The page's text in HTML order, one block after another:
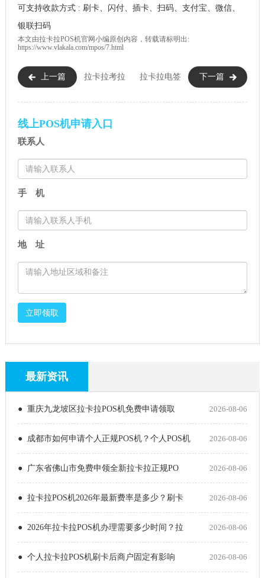
可支持收款方式 : 刷卡、闪付、插卡、扫码、支付宝、微信、
银联扫码
本文由拉卡拉POS机官网小编原创内容，转载请标明出:
https://www.vlakala.com/mpos/7.html
上一篇 拉卡拉考拉 下一篇
拉卡拉电签
线上POS机申请入口
联系人
手 机
地 址
立即领取
最新资讯
● 重庆九龙坡区拉卡拉POS机免费申请领取 2026-08-06
● 成都市如何申请个人正规POS机？个人POS机 2026-08-06
● 广东省佛山市免费申领全新拉卡拉正规PO 2026-08-06
● 拉卡拉POS机2026年最新费率是多少？刷卡 2026-08-06
● 2026年拉卡拉POS机办理需要多少时间？拉 2026-08-06
● 个人拉卡拉POS机刷卡后商户固定有影响 2026-08-06